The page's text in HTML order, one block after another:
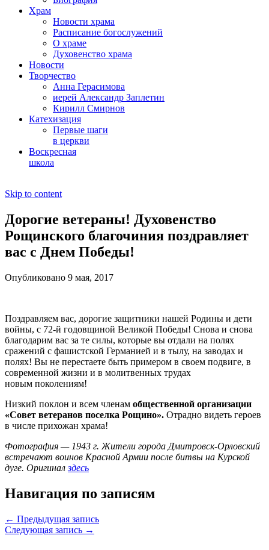
Храм
Новости храма
Расписание богослужений
О храме
Духовенство храма
Новости
Творчество
Анна Герасимова
иерей Александр Заплетин
Кирилл Смирнов
Катехизация
Первые шаги
в церкви
Воскресная
школа
Skip to content
Дорогие ветераны! Духовенство
Рощинского благочиния поздравляет
вас с Днем Победы!
Опубликовано 9 мая, 2017
Поздравляем вас, дорогие защитники нашей Родины и дети
войны, с 72-й годовщиной Великой Победы! Снова и снова
благодарим вас за те силы, которые вы отдали на полях
сражений с фашистской Германией и в тылу, на заводах и
полях! Вы не перестаете быть примером в своем подвиге, в
современной жизни и в молитвенных трудах
новым поколениям!
Низкий поклон и всем членам общественной организации
«Совет ветеранов поселка Рощино». Отрадно видеть героев
в числе прихожан храма!
Фотография — 1943 г. Жители города Дмитровск-Орловский
встречают воинов Красной Армии после битвы на Курской
дуге. Оригиналздесь
Навигация по записям
← Предыдущая запись
Следующая запись →